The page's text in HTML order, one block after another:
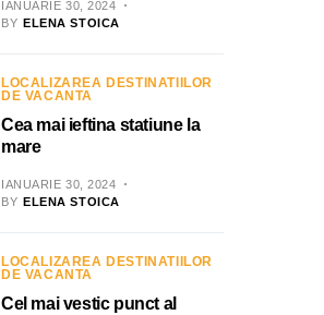
IANUARIE 30, 2024
BY ELENA STOICA
LOCALIZAREA DESTINATIILOR
DE VACANTA
Cea mai ieftina statiune la
mare
IANUARIE 30, 2024
BY ELENA STOICA
LOCALIZAREA DESTINATIILOR
DE VACANTA
Cel mai vestic punct al